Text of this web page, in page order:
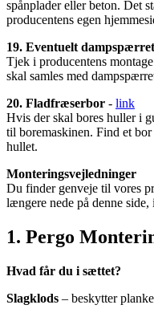
spånplader eller beton. Det
producentens egen
19. Eventuelt
Tjek i producentens
skal samles med
20. Fladfræserbor - link
Hvis der skal bores huller i
til boremaskinen. Find et bor
hullet.
Monteringsvejledninger
Du finder genveje til vores
længere nede på denne side,
1. Pergo
Hvad får du i sættet?
Slagklods – beskytter